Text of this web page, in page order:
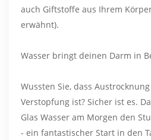
auch Giftstoffe aus Ihrem
erwähnt).
Wasser bringt deinen Darm in
Wussten Sie, dass
Verstopfung ist? Sicher ist es.
Glas Wasser am Morgen den
- ein fantastischer Start in den